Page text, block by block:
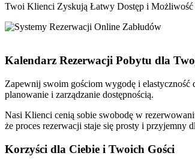
Twoi Klienci Zyskują Łatwy Dostęp i Możliwość
Kalendarz Rezerwacji Pobytu dla
Zapewnij swoim gościom wygodę i elastyczność
planowanie i zarządzanie dostępnością.
Nasi Klienci cenią sobie swobodę w
że proces rezerwacji staje się prosty i przyjemny
Korzyści dla Ciebie i Twoich Gości